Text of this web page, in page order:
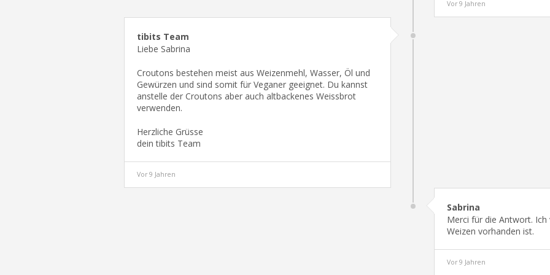
Vor 9 Jahren
tibits Team
Liebe Sabrina
Croutons bestehen meist aus Weizenmehl, Wasser, Öl und
Gewürzen und sind somit für Veganer geeignet. Du kannst
anstelle der Croutons aber auch altbackenes Weissbrot
verwenden.
Herzliche Grüsse
dein tibits Team
Vor 9 Jahren
Sabrina
Merci für die Antwort.
Weizen vorhanden ist.
Vor 9 Jahren